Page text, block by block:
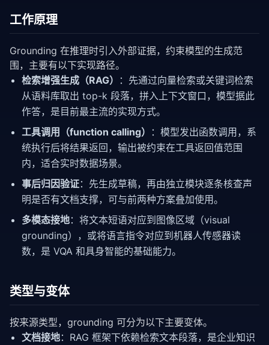
工作原理
Grounding 在推理时引入外部证据，约束模型的生成范
围，主要有以下实现路径。
检索增强生成（RAG）
：先通过向量检索或关键词检索
从语料库取出 top-k 段落，拼入上下文窗口，模型据此
作答，是目前最主流的实现方式。
工具调用（function calling）
：模型发出函数调用，系
统执行后将结果返回，输出被约束在工具返回值范围
内，适合实时数据场景。
事后归因验证：先生成草稿，再由独立模块逐条核查声
明是否有文档支撑，可与前两种方案叠加使用。
多模态接地：将文本短语对应到图像区域（visual
grounding），或将语言指令对应到机器人传感器读
数，是 VQA 和具身智能的基础能力。
类型与变体
按来源类型，grounding 可分为以下主要变体。
文档接地：RAG 框架下依赖检索文本段落，是企业知识